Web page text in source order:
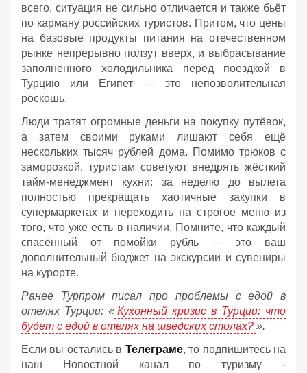
всего, ситуация не сильно отличается и также бьёт
по карману российских туристов. Притом, что цены
на базовые продукты питания на отечественном
рынке непрерывно ползут вверх, и выбрасывание
заполненного холодильника перед поездкой в
Турцию или Египет — это непозволительная
роскошь.
Люди тратят огромные деньги на покупку путёвок,
а затем своими руками лишают себя ещё
нескольких тысяч рублей дома. Помимо трюков с
заморозкой, туристам советуют внедрять жёсткий
тайм-менеджмент кухни: за неделю до вылета
полностью прекращать хаотичные закупки в
супермаркетах и переходить на строгое меню из
того, что уже есть в наличии. Помните, что каждый
спасённый от помойки рубль — это ваш
дополнительный бюджет на экскурсии и сувениры
на курорте.
Ранее Турпром писал про проблемы с едой в
отелях Турции: « Кухонный кризис в Турции: что
будет с едой в отелях на шведских столах? ».
Если вы остались в Телеграме, то подпишитесь на
наш Новостной канал по туризму -